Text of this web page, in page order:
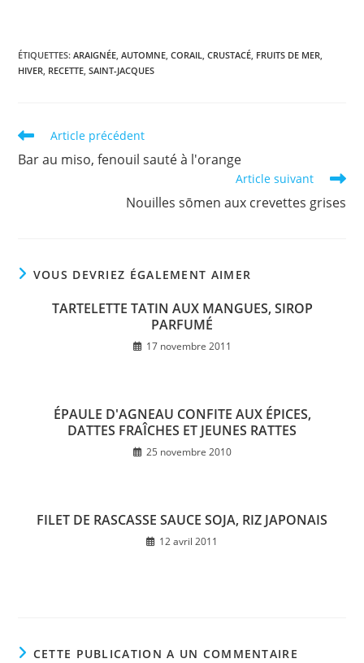
ÉTIQUETTES:ARAIGNÉE, AUTOMNE, CORAIL, CRUSTACÉ, FRUITS DE MER,
HIVER, RECETTE, SAINT-JACQUES
Read
articles
Article précédent
Bar au miso, fenouil sauté à l'orange
Article suivant
Nouilles sōmen aux crevettes grises
VOUS DEVRIEZ ÉGALEMENT AIMER
TARTELETTE TATIN AUX MANGUES, SIROP
PARFUMÉ
17 novembre 2011
ÉPAULE D'AGNEAU CONFITE AUX ÉPICES,
DATTES FRAÎCHES ET JEUNES RATTES
25 novembre 2010
FILET DE RASCASSE SAUCE SOJA, RIZ JAPONAIS
12 avril 2011
CETTE PUBLICATION A UN COMMENTAIRE